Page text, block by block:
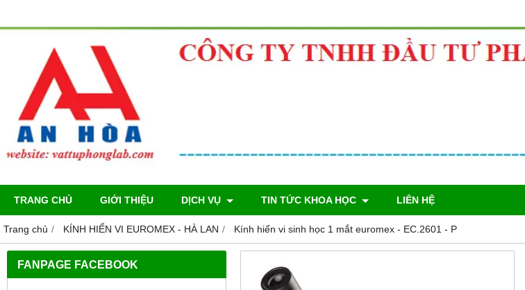
TRANG CHỦ GIỚI THIỆU DỊCH VỤ TIN TỨC KHOA HỌC LIÊN HỆ
Trang chủ KÍNH HIỂN VI EUROMEX - HÀ LAN Kính hiển vi sinh học 1 mắt euromex - EC.2601 ‑ P
FANPAGE FACEBOOK